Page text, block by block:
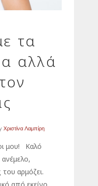
τα
αλλά
Χριστίνα Λαμπίρη
μου! Καλό
ανέμελο,
αρμόζει.